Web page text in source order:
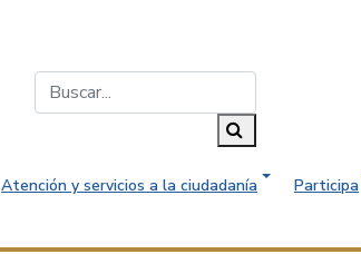
Atención y servicios a la ciudadanía Participa